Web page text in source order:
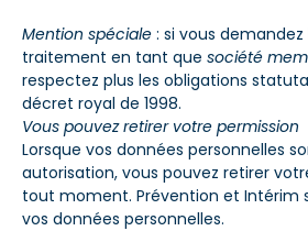
Mention spéciale : si vous
traitement en tant que société
respectez plus les obligations
décret royal de 1998.
Vous pouvez retirer votre permission
Lorsque vos données personnelles
autorisation, vous pouvez retirer
tout moment. Prévention et Intérim
vos données personnelles.